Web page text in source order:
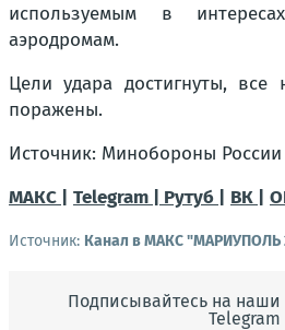
используемым в
аэродромам.
Цели удара достигнуты, все
поражены.
Источник: Минобороны России
МАКС |
Telegram | Рутуб | ВК |
Источник: Канал в МАКС "МАРИУПОЛЬ
Подписывайтесь на
Telegram